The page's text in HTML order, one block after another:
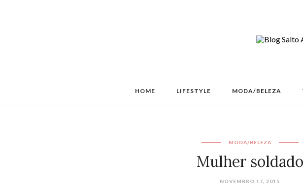
HOME LIFESTYLE MODA/BELEZA
MODA/BELEZA
Mulher soldado
NOVEMBRO 17, 2015